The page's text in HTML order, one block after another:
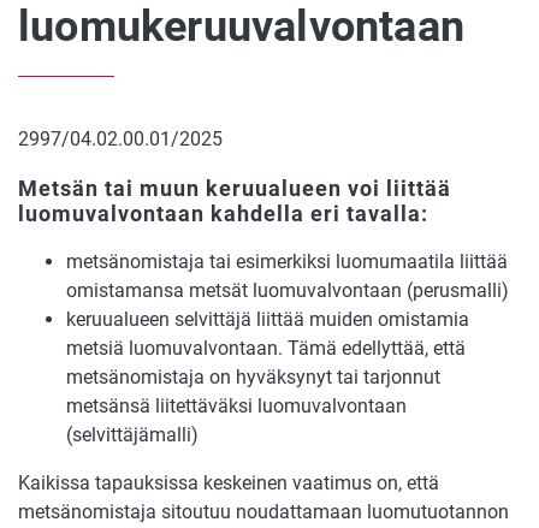
luomukeruuvalvontaan
2997/04.02.00.01/2025
Metsän tai muun keruualueen voi liittää
luomuvalvontaan kahdella eri tavalla:
metsänomistaja tai esimerkiksi luomumaatila liittää
omistamansa metsät luomuvalvontaan (perusmalli)
keruualueen selvittäjä liittää muiden omistamia
metsiä luomuvalvontaan. Tämä edellyttää, että
metsänomistaja on hyväksynyt tai tarjonnut
metsänsä liitettäväksi luomuvalvontaan
(selvittäjämalli)
Kaikissa tapauksissa keskeinen vaatimus on, että
metsänomistaja sitoutuu noudattamaan luomutuotannon